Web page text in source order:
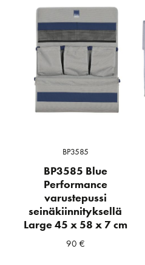
BP3585
BP3585 Blue
Performance
varustepussi
seinäkiinnityksellä
Large 45 x 58 x 7 cm
90 €